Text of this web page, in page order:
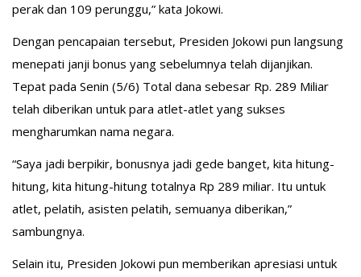
perak dan 109 perunggu,” kata Jokowi.
Dengan pencapaian tersebut, Presiden Jokowi pun langsung
menepati janji bonus yang sebelumnya telah dijanjikan.
Tepat pada Senin (5/6) Total dana sebesar Rp. 289 Miliar
telah diberikan untuk para atlet-atlet yang sukses
mengharumkan nama negara.
“Saya jadi berpikir, bonusnya jadi gede banget, kita hitung-
hitung, kita hitung-hitung totalnya Rp 289 miliar. Itu untuk
atlet, pelatih, asisten pelatih, semuanya diberikan,”
sambungnya.
Selain itu, Presiden Jokowi pun memberikan apresiasi untuk